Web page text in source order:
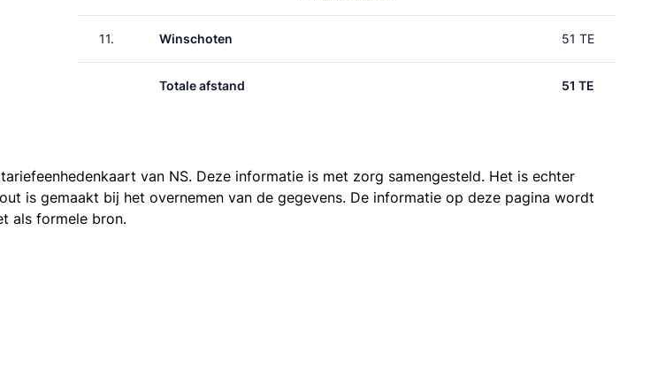
11. Winschoten 51 TE
Totale afstand 51 TE
tariefeenhedenkaart van NS. Deze informatie is met zorg samengesteld. Het is echter
is gemaakt bij het overnemen van de gegevens. De informatie op deze pagina wordt
als formele bron.